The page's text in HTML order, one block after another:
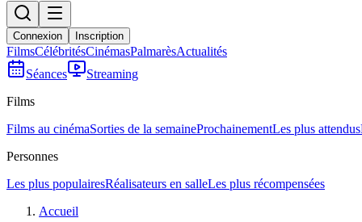
Connexion Inscription
FilmsCélébritésCinémasPalmarèsActualités
Séances
Streaming
Films
Films au cinémaSorties de la semaineProchainementLes plus attendus
Personnes
Les plus populairesRéalisateurs en salleLes plus récompensées
Accueil